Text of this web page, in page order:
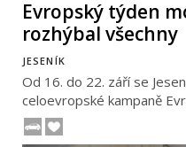
Evropský týden
rozhýbal všechny
JESENÍK
Od 16. do 22. září se
celoevropské kampaně